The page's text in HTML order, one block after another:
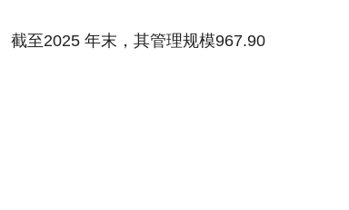
截至2025 年末，其管理规模967.90